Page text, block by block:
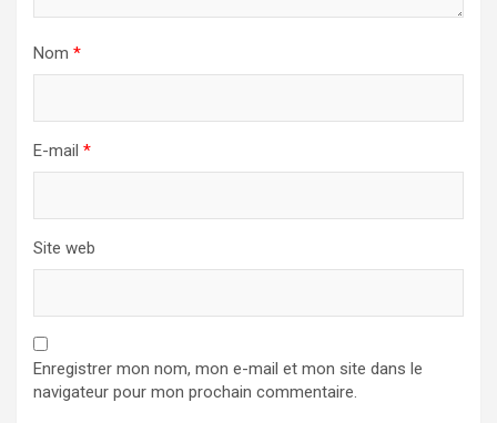
Nom *
E-mail *
Site web
Enregistrer mon nom, mon e-mail et mon site dans le
navigateur pour mon prochain commentaire.